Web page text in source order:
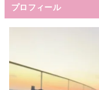
プロフィール